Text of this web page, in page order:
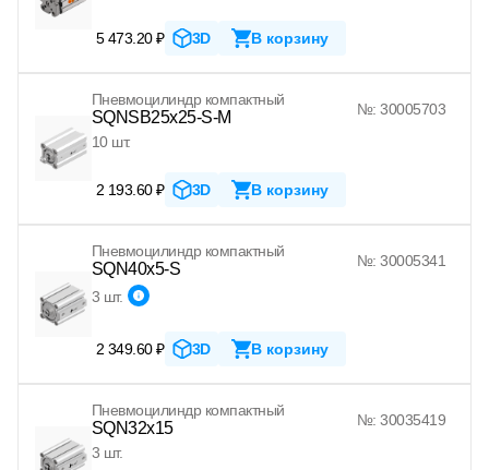
5 473.20 ₽ 3D В корзину
Пневмоцилиндр компактный
SQNSB25x25-S-M
№: 30005703
10 шт.
2 193.60 ₽ 3D В корзину
Пневмоцилиндр компактный
SQN40x5-S №: 30005341
3 шт.
2 349.60 ₽ 3D В корзину
Пневмоцилиндр компактный
SQN32x15
№: 30035419
3 шт.